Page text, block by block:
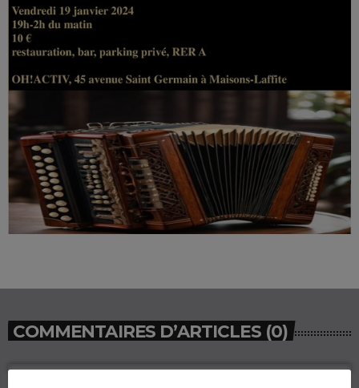
COMMENTAIRES D’ARTICLES (0)